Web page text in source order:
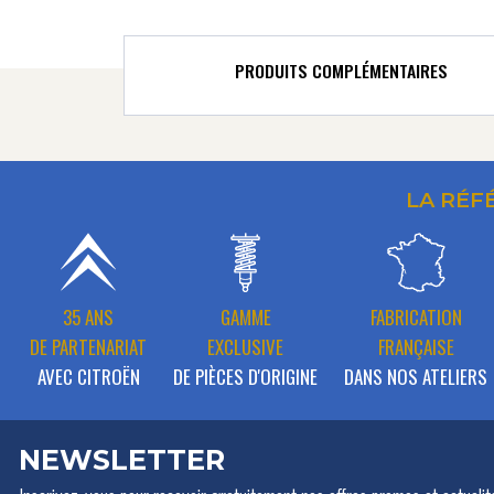
PRODUITS COMPLÉMENTAIRES
LA
35 ANS
DE PARTENARIAT
AVEC CITROËN
GAMME
EXCLUSIVE
DE PIÈCES D'ORIGINE
FABRICATION
FRANÇAISE
DANS NOS ATELIERS
NEWSLETTER